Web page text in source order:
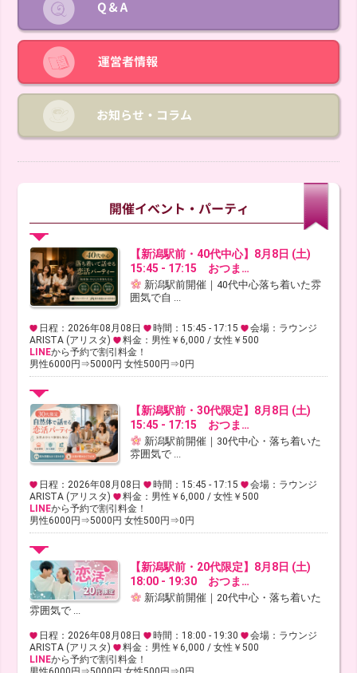
【新潟駅前・40代中心】8月8日 (土)
15:45 - 17:15 おつま…
新潟駅前開催｜40代中心落ち着いた雰
囲気で自 ...
日程：2026年08月08日 時間：15:45 - 17:15
会場：ラウンジ
ARISTA (アリスタ)
料金：男性￥6,000 / 女性￥500
LINEから予約で割引料金！
男性6000円⇒5000円 女性500円⇒0円
【新潟駅前・30代限定】8月8日 (土)
15:45 - 17:15 おつま…
新潟駅前開催｜30代中心・落ち着いた
雰囲気で ...
日程：2026年08月08日 時間：15:45 - 17:15
会場：ラウンジ
ARISTA (アリスタ)
料金：男性￥6,000 / 女性￥500
LINEから予約で割引料金！
男性6000円⇒5000円 女性500円⇒0円
【新潟駅前・20代限定】8月8日 (土)
18:00 - 19:30 おつま…
新潟駅前開催｜20代中心・落ち着いた
雰囲気で ...
日程：2026年08月08日 時間：18:00 - 19:30
会場：ラウンジ
ARISTA (アリスタ)
料金：男性￥6,000 / 女性￥500
LINEから予約で割引料金！